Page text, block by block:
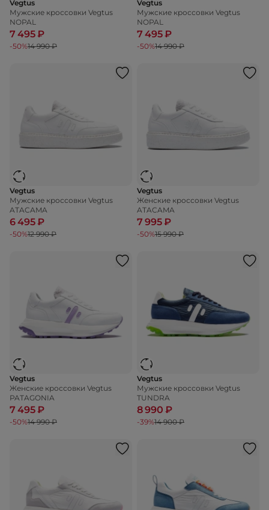
Vegtus
Мужские кроссовки Vegtus
NOPAL
7 495 ₽
-50%14 990 ₽
Vegtus
Мужские кроссовки Vegtus
NOPAL
7 495 ₽
-50%14 990 ₽
Vegtus
Мужские кроссовки Vegtus
ATACAMA
6 495 ₽
-50%12 990 ₽
Vegtus
Женские кроссовки Vegtus
ATACAMA
7 995 ₽
-50%15 990 ₽
Vegtus
Женские кроссовки Vegtus
PATAGONIA
7 495 ₽
-50%14 990 ₽
Vegtus
Мужские кроссовки Vegtus
TUNDRA
8 990 ₽
-39%14 900 ₽